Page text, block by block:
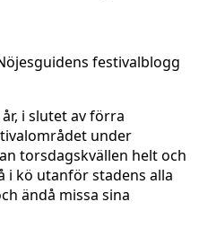
festivalblogg
i slutet av förra
under
torsdagskvällen helt och
i kö utanför stadens alla
ändå missa sina